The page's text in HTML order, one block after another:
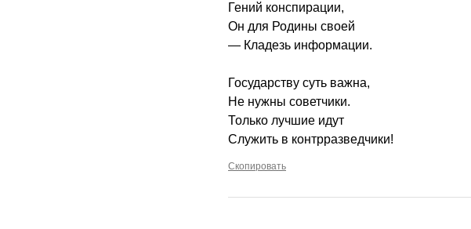
Гений конспирации,
Он для Родины своей
— Кладезь информации.
Государству суть важна,
Не нужны советчики.
Только лучшие идут
Служить в контрразведчики!
Скопировать